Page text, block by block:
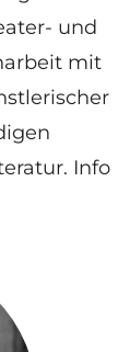
und
mit
Info